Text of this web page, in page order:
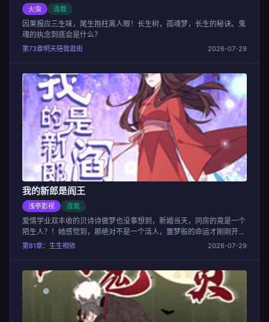
火虫 连载
因果报应三生味，尾生抱柱离人眼！长生树，孤魂梦，长生的秘诀。鬼
魂的执念到底会是什么？
第73章明天陪我逛街 2026-07-29
我的新郎是阎王
浅亭影视 连载
爱情学业双丰收的贝诗诗做梦也没事想到，新婚当天，同房的竟是一个
陌生人？！她感觉到，那绝对不是一个活人，噩梦般的命运才刚刚开
始。
第81章：生生相依 2026-07-29